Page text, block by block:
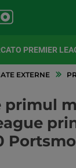
PREMIER
EXTERNE
primul